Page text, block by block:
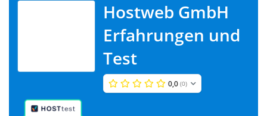
Hostweb GmbH
Erfahrungen und
Test
0,0 (0)